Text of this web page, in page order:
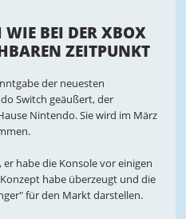
WIE BEI DER XBOX
ZEITPUNKT
der neuesten
Switch geäußert, der
Nintendo. Sie wird im März
er habe die Konsole vor einigen
habe überzeugt und die
für den Markt darstellen.